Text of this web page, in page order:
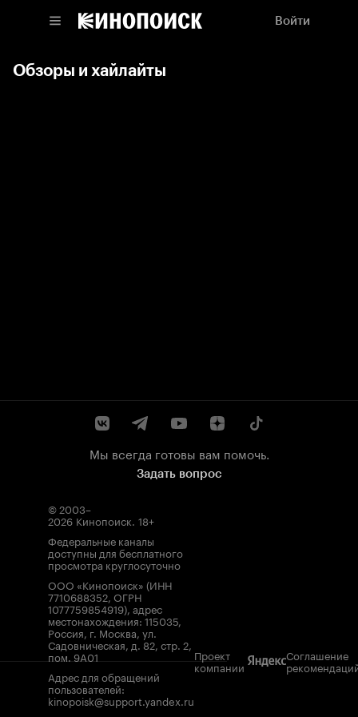
Войти
Обзоры и хайлайты
Мы всегда готовы вам помочь.
Задать вопрос
© 2003–
2026 Кинопоиск. 18+
Федеральные каналы
доступны для бесплатного
просмотра круглосуточно
ООО «Кинопоиск» (ИНН
7710688352, ОГРН
1077759854919), адрес
местонахождения: 115035,
Россия, г. Москва, ул.
Садовническая, д. 82, стр. 2,
пом. 9А01
Адрес для обращений
пользователей:
kinopoisk@support.yandex.ru
Проект
компании
Соглашение